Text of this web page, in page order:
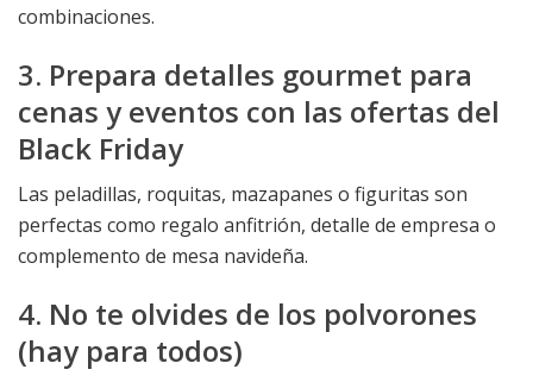
combinaciones.
3. Prepara detalles gourmet para
cenas y eventos con las ofertas del
Black Friday
Las peladillas, roquitas, mazapanes o figuritas son
perfectas como regalo anfitrión, detalle de empresa o
complemento de mesa navideña.
4. No te olvides de los polvorones
(hay para todos)